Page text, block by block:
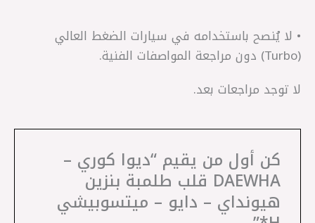
• لا يُنصح باستخدامه في سيارات الضغط العالي
(Turbo) دون مراجعة المواصفات الفنية.
لا توجد مراجعات بعد.
كن أول من يقيم “ديوا كوري –
DAEWHA قلب طلمبة بنزين
هيونداي – دايو – ميتسوبيشي